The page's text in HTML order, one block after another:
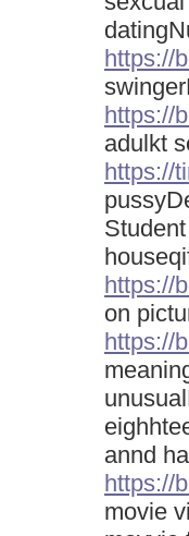
https://
https://
adulkt
https://
https://
on
https://
annd
https://
movie